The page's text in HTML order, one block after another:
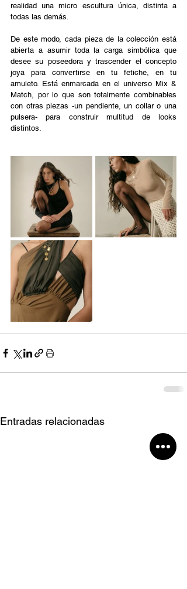
realidad una micro escultura única, distinta a
todas las demás.
De este modo, cada pieza de la colección está
abierta a asumir toda la carga simbólica que
desee su poseedora y trascender el concepto
joya para convertirse en tu fetiche, en tu
amuleto. Está enmarcada en el universo Mix &
Match, por lo que son totalmente combinables
con otras piezas -un pendiente, un collar o una
pulsera- para construir multitud de looks
distintos.
Entradas relacionadas